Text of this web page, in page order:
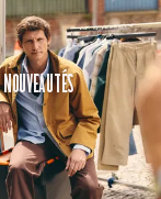
Nouveautés